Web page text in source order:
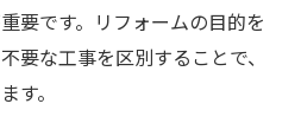
要です。リフォームの目的を
要な工事を区別することで、
す。